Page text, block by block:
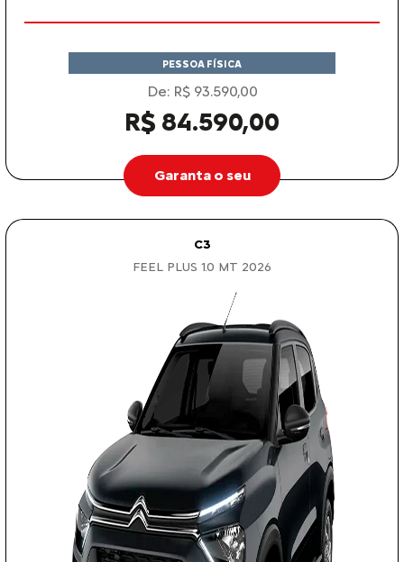
PESSOA FÍSICA
De: R$ 93.590,00
R$ 84.590,00
Garanta o seu
C3
FEEL PLUS 1.0 MT 2026